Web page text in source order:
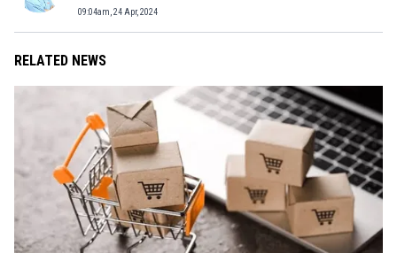
09:04am, 24 Apr, 2024
RELATED NEWS